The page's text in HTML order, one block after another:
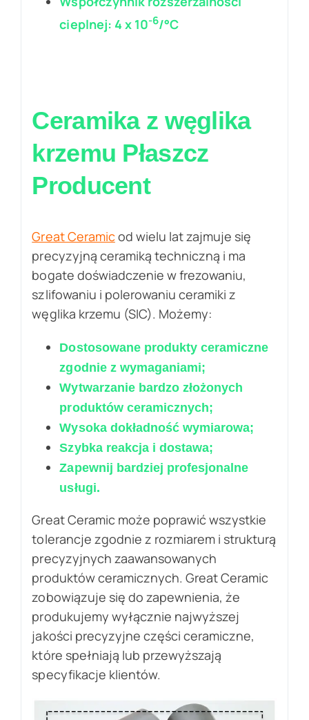
cieplnej: 4 x 10-6/°C
Ceramika z węglika
krzemu Płaszcz
Producent
Great Ceramicod wielu lat zajmuje się
precyzyjną ceramiką techniczną i ma
bogate doświadczenie w frezowaniu,
szlifowaniu i polerowaniu ceramiki z
węglika krzemu (SIC). Możemy:
Dostosowane produkty ceramiczne
zgodnie z wymaganiami;
Wytwarzanie bardzo złożonych
produktów ceramicznych;
Wysoka dokładność wymiarowa;
Szybka reakcja i dostawa;
Zapewnij bardziej profesjonalne
usługi.
Great Ceramic może poprawić wszystkie
tolerancje zgodnie z rozmiarem i strukturą
precyzyjnych zaawansowanych
produktów ceramicznych. Great Ceramic
zobowiązuje się do zapewnienia, że
produkujemy wyłącznie najwyższej
jakości precyzyjne części ceramiczne,
które spełniają lub przewyższają
specyfikacje klientów.